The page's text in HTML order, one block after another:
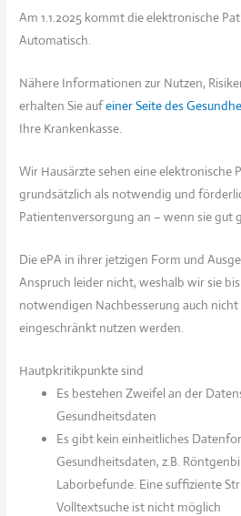
Am 1.1.2025 kommt die elektronische
Automatisch.
Nähere Informationen zur Nutzen,
erhalten Sie aufeiner Seite des
Ihre Krankenkasse.
Wir Hausärzte sehen eine elektronische
grundsätzlich als notwendig und
Patientenversorgung an – wenn sie gut
Die ePA in ihrer jetzigen Form und
Anspruch leider nicht, weshalb wir sie
notwendigen Nachbesserung auch
eingeschränkt nutzen werden.
Hautpkritikpunkte sind
Es bestehen Zweifel an der
Gesundheitsdaten
Es gibt kein einheitliches
Gesundheitsdaten, z.B.
Laborbefunde. Eine suffiziente
Volltextsuche ist nicht möglich